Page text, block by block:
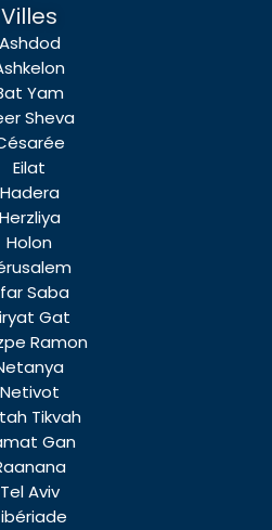
Villes
Ashdod
Yam
Sheva
Eilat
Hadera
Herzliya
Holon
Saba
Gat
Ramon
Netivot
Tikvah
Gan
Tel Aviv